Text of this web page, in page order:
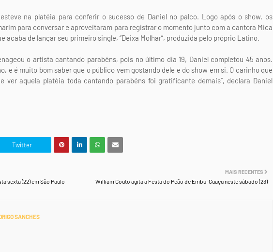
na platéia para conferir o sucesso de Daniel no palco. Logo após o show, os
para conversar e aproveitaram para registrar o momento junto com a cantora Mica
acaba de lançar seu primeiro single, “Deixa Molhar”, produzida pelo próprio Latino.
o artista cantando parabéns, pois no último dia 19, Daniel completou 45 anos.
e é muito bom saber que o público vem gostando dele e do show em si. O carinho que
ver aquela platéia toda cantando parabéns foi gratificante demais”, declara Daniel
Twitter
MAIS RECENTES
William Couto agita a Festa do Peão de Embu-Guaçu neste sábado (23)
sexta (22) em São Paulo
SANCHES